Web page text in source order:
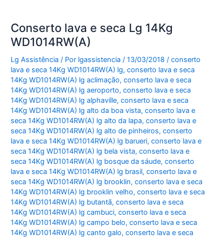
Conserto lava e seca Lg 14Kg
WD1014RW(A)
Lg Assistência / Por lgassistencia/13/03/2018 /conserto
lava e seca 14Kg WD1014RW(A) lg,conserto lava e seca
14Kg WD1014RW(A) lg aclimação,conserto lava e seca
14Kg WD1014RW(A) lg aeroporto,conserto lava e seca
14Kg WD1014RW(A) lg alphaville,conserto lava e seca
14Kg WD1014RW(A) lg alto da boa vista,conserto lava e
seca 14Kg WD1014RW(A) lg alto da lapa,conserto lava e
seca 14Kg WD1014RW(A) lg alto de pinheiros,conserto
lava e seca 14Kg WD1014RW(A) lg barueri,conserto lava e
seca 14Kg WD1014RW(A) lg bela vista,conserto lava e
seca 14Kg WD1014RW(A) lg bosque da sáude,conserto
lava e seca 14Kg WD1014RW(A) lg brasil,conserto lava e
seca 14Kg WD1014RW(A) lg brooklin,conserto lava e seca
14Kg WD1014RW(A) lg brooklin velho,conserto lava e seca
14Kg WD1014RW(A) lg butantã,conserto lava e seca
14Kg WD1014RW(A) lg cambuci,conserto lava e seca
14Kg WD1014RW(A) lg campo belo,conserto lava e seca
14Kg WD1014RW(A) lg canto galo,conserto lava e seca